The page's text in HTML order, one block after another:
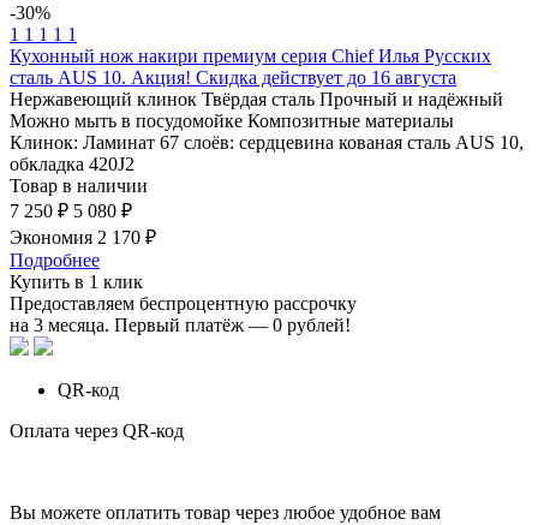
-30%
1 1 1 1 1
Кухонный нож накири премиум серия Chief Илья Русских
сталь AUS 10. Акция! Скидка действует до 16 августа
Нержавеющий клинок Твёрдая сталь Прочный и надёжный
Можно мыть в посудомойке Композитные материалы
Клинок: Ламинат 67 слоёв: сердцевина кованая сталь AUS 10,
обкладка 420J2
Товар в наличии
7 250 ₽ 5 080 ₽
Экономия 2 170 ₽
Подробнее
Купить в 1 клик
Предоставляем беспроцентную рассрочку
на 3 месяца. Первый платёж — 0 рублей!
QR-код
Оплата через QR-код
Вы можете оплатить товар через любое удобное вам